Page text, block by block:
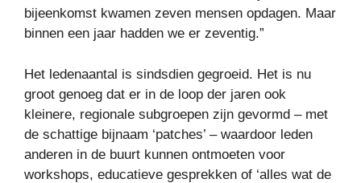
bijeenkomst kwamen zeven mensen opdagen. Maar
binnen een jaar hadden we er zeventig.”
Het ledenaantal is sindsdien gegroeid. Het is nu
groot genoeg dat er in de loop der jaren ook
kleinere, regionale subgroepen zijn gevormd – met
de schattige bijnaam ‘patches’ – waardoor leden
anderen in de buurt kunnen ontmoeten voor
workshops, educatieve gesprekken of ‘alles wat de